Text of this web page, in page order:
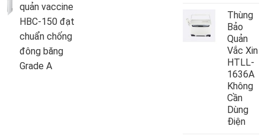
quản vaccine
HBC-150 đạt
chuẩn chống
đông băng
Grade A
Thùng
Bảo
Quản
Vắc Xin
HTLL-
1636A
Không
Cần
Dùng
Điện